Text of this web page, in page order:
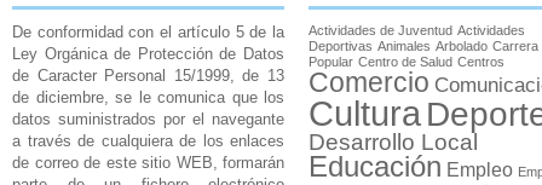
De conformidad con el artículo 5 de la
Ley Orgánica de Protección de Datos
de Caracter Personal 15/1999, de 13
de diciembre, se le comunica que los
datos suministrados por el navegante
a través de cualquiera de los enlaces
de correo de este sitio WEB, formarán
Actividades de Juventud Actividades
Deportivas Animales Arbolado Carrera
Popular Centro de Salud Centros
Comercio
Cultura
Desarrollo Local
Educación Empleo